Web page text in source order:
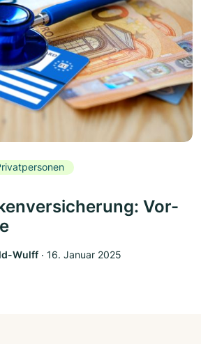
Vor-
Wulff ‧ 16. Januar 2025